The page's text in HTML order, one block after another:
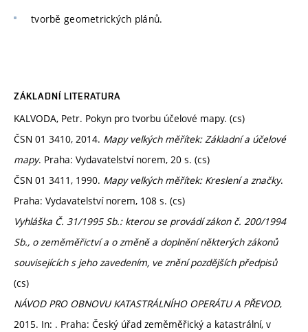
tvorbě geometrických plánů.
ZÁKLADNÍ LITERATURA
KALVODA, Petr. Pokyn pro tvorbu účelové mapy. (cs)
ČSN 01 3410, 2014. Mapy velkých měřítek: Základní a účelové
mapy. Praha: Vydavatelství norem, 20 s. (cs)
ČSN 01 3411, 1990. Mapy velkých měřítek: Kreslení a značky.
Praha: Vydavatelství norem, 108 s. (cs)
Vyhláška Č. 31/1995 Sb.: kterou se provádí zákon č. 200/1994
Sb., o zeměměřictví a o změně a doplnění některých zákonů
souvisejících s jeho zavedením, ve znění pozdějších předpisů
(cs)
NÁVOD PRO OBNOVU KATASTRÁLNÍHO OPERÁTU A PŘEVOD,
2015. In: . Praha: Český úřad zeměměřický a katastrální, v